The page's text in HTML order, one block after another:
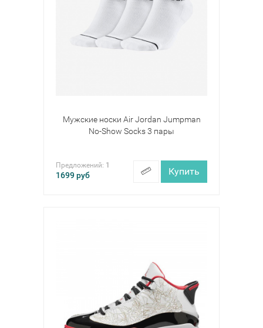
Мужские носки Air Jordan Jumpman
No-Show Socks 3 пары
Предложений: 1
1699руб Купить